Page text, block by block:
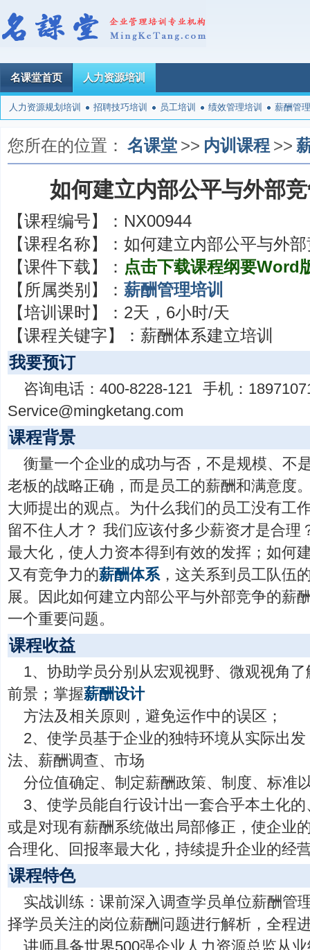
名课堂首页 人力资源培训
人力资源规划培训 招聘技巧培训 员工培训 绩效管理培训 薪酬管
您所在的位置： 名课堂 >> 内训课程 >>
如何建立内部公平与外部
【课程编号】： NX00944
【课程名称】： 如何建立内部公平与外
【课件下载】： 点击下载课程纲要Word
【所属类别】： 薪酬管理培训
【培训课时】： 2天，6小时/天
【课程关键字】： 薪酬体系建立培训
我要预订
咨询电话：400-8228-121 手机：
Service@mingketang.com
课程背景
衡量一个企业的成功与否，不是规模、不
老板的战略正确，而是员工的薪酬和满意度
大师提出的观点。为什么我们的员工没有工
留不住人才？ 我们应该付多少薪资才是合理
最大化，使人力资本得到有效的发挥；如何
又有竞争力的薪酬体系，这关系到员工队伍
展。因此如何建立内部公平与外部竞争的薪
一个重要问题。
课程收益
1、协助学员分别从宏观视野、微观视角
前景；掌握薪酬设计
方法及相关原则，避免运作中的误区；
2、使学员基于企业的独特环境从实际出
法、薪酬调查、市场
分位值确定、制定薪酬政策、制度、标准
3、使学员能自行设计出一套合乎本土化
或是对现有薪酬系统做出局部修正，使企业
合理化、回报率最大化，持续提升企业的经
课程特色
实战训练：课前深入调查学员单位薪酬管
择学员关注的岗位薪酬问题进行解析，全程
讲师具备世界500强企业人力资源总监从